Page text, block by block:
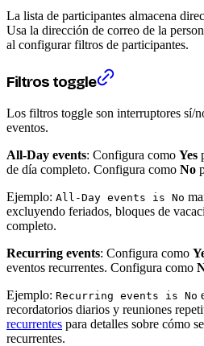
La lista de participantes almacena
Usa la dirección de correo de la
al configurar filtros de participantes.
Filtros toggle
Los filtros toggle son interruptores sí/
eventos.
All-Day events: Configura como Yes
de día completo. Configura como No
Ejemplo: All-Day events is No
excluyendo feriados, bloques de
completo.
Recurring events: Configura como
eventos recurrentes. Configura como
Ejemplo: Recurring events is No
recordatorios diarios y reuniones
recurrentes para detalles sobre cómo
recurrentes.